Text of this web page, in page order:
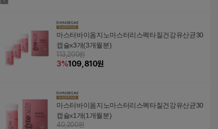
마스터바이옴지노마스터리스펙타질건강유산균30
캡슐x3개(3개월분)
113,200원
3%109,810원
마스터바이옴지노마스터리스펙타질건강유산균30
캡슐x1개(1개월분)
40,200원